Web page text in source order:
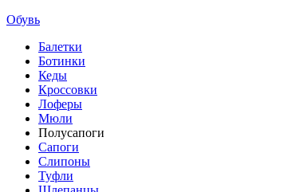
Обувь
Балетки
Ботинки
Кеды
Кроссовки
Лоферы
Мюли
Полусапоги
Сапоги
Слипоны
Туфли